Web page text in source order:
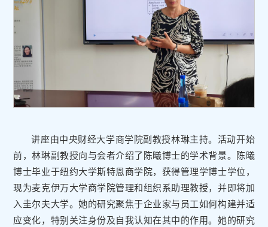
讲座由中央财经大学商学院副教授林琳主持。活动开始
前，林琳副教授向与会者介绍了陈曦博士的学术背景。陈曦
博士毕业于纽约大学斯特恩商学院，获得管理学博士学位，
现为麦克伊万大学商学院管理和组织系助理教授，并即将加
入圭尔夫大学。她的研究聚焦于企业家与员工如何构建并适
应变化，特别关注身份及自我认知在其中的作用。她的研究